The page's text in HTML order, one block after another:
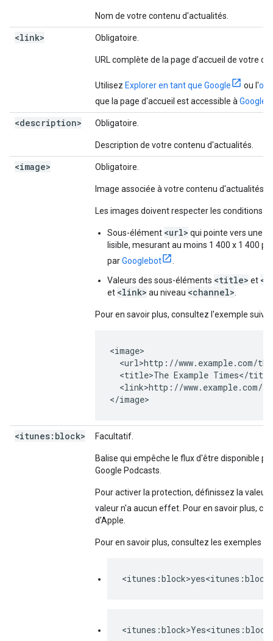
Nom de votre contenu d'actualités.
<link> Obligatoire.
URL complète de la page d'accueil de votre
Utilisez Explorer en tant que Google ou l'
que la page d'accueil est accessible à
<description> Obligatoire.
Description de votre contenu d'actualités.
<image> Obligatoire.
Image associée à votre contenu d'actualités.
Les images doivent respecter les conditions
Sous-élément <url> qui pointe vers une
lisible, mesurant au moins 1 400 x 1 400
parGooglebot
Valeurs des sous-éléments <title> et
et <link> au niveau <channel>
Pour en savoir plus, consultez l'exemple
<image>
<url>http://www.example.com/
<title>The Example Times</
<link>http://www.example.com/
</image>
<itunes:block> Facultatif.
Balise qui empêche le flux d'être disponible
Google Podcasts.
Pour activer la protection, définissez la valeur
valeur n'a aucun effet. Pour en savoir plus,
d'Apple.
Pour en savoir plus, consultez les exemples